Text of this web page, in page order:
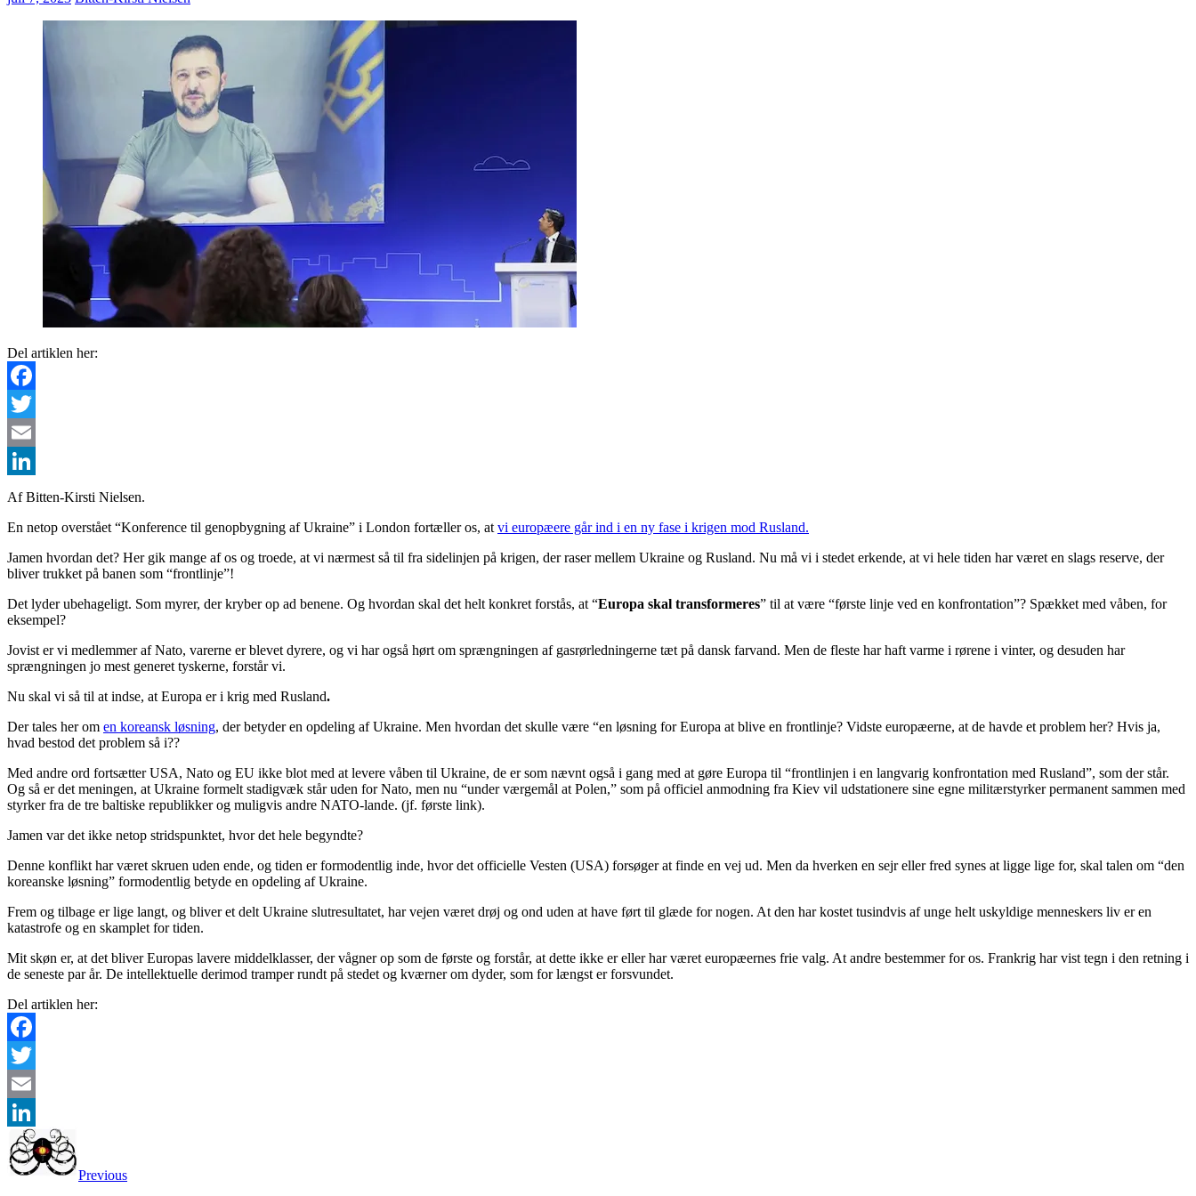
Del artiklen her:
Facebook
Twitter
Email
LinkedIn
Af Bitten-Kirsti Nielsen.
En netop overstået “Konference til genopbygning af Ukraine” i London fortæller os, at vi europæere går ind i en ny fase i krigen mod Rusland.
Jamen hvordan det? Her gik mange af os og troede, at vi nærmest så til fra sidelinjen på krigen, der raser mellem Ukraine og Rusland. Nu må vi i stedet erkende, at vi hele tiden har været en slags reserve, der
bliver trukket på banen som “frontlinje”!
Det lyder ubehageligt. Som myrer, der kryber op ad benene. Og hvordan skal det helt konkret forstås, at “Europa skal transformeres” til at være “første linje ved en konfrontation”? Spækket med våben, for
eksempel?
Jovist er vi medlemmer af Nato, varerne er blevet dyrere, og vi har også hørt om sprængningen af gasrørledningerne tæt på dansk farvand. Men de fleste har haft varme i rørene i vinter, og desuden har
sprængningen jo mest generet tyskerne, forstår vi.
Nu skal vi så til at indse, at Europa er i krig med Rusland.
Der tales her om en koreansk løsning, der betyder en opdeling af Ukraine. Men hvordan det skulle være “en løsning for Europa at blive en frontlinje? Vidste europæerne, at de havde et problem her? Hvis ja,
hvad bestod det problem så i??
Med andre ord fortsætter USA, Nato og EU ikke blot med at levere våben til Ukraine, de er som nævnt også i gang med at gøre Europa til “frontlinjen i en langvarig konfrontation med Rusland”, som der står.
Og så er det meningen, at Ukraine formelt stadigvæk står uden for Nato, men nu “under værgemål at Polen,” som på officiel anmodning fra Kiev vil udstationere sine egne militærstyrker permanent sammen med
styrker fra de tre baltiske republikker og muligvis andre NATO-lande. (jf. første link).
Jamen var det ikke netop stridspunktet, hvor det hele begyndte?
Denne konflikt har været skruen uden ende, og tiden er formodentlig inde, hvor det officielle Vesten (USA) forsøger at finde en vej ud. Men da hverken en sejr eller fred synes at ligge lige for, skal talen om “den
koreanske løsning” formodentlig betyde en opdeling af Ukraine.
Frem og tilbage er lige langt, og bliver et delt Ukraine slutresultatet, har vejen været drøj og ond uden at have ført til glæde for nogen. At den har kostet tusindvis af unge helt uskyldige menneskers liv er en
katastrofe og en skamplet for tiden.
Mit skøn er, at det bliver Europas lavere middelklasser, der vågner op som de første og forstår, at dette ikke er eller har været europæernes frie valg. At andre bestemmer for os. Frankrig har vist tegn i den retning i
de seneste par år. De intellektuelle derimod tramper rundt på stedet og kværner om dyder, som for længst er forsvundet.
Del artiklen her:
Facebook
Twitter
Email
LinkedIn
Previous